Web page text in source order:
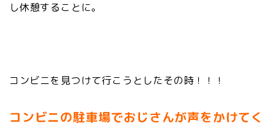
し休憩することに。
コンビニを見つけて行こうとしたその時！！！
コンビニの駐車場でおじさんが声をかけてく